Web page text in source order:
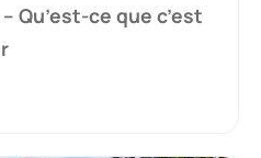
Qu’est-ce que c’est